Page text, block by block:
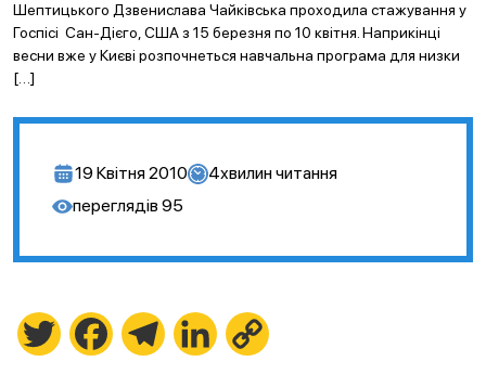
Шептицького Дзвенислава Чайківська проходила стажування у
Госпісі Сан-Дієго, США з 15 березня по 10 квітня. Наприкінці
весни вже у Києві розпочнеться навчальна програма для низки
[…]
19 Квітня 2010 4хвилин читання
переглядів 95
Twitter FacebookTelegramLinkedIn